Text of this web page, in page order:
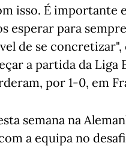
isso. É importante
esperar para
de se concretizar",
a partida da
por 1-0, em
semana na
a equipa no